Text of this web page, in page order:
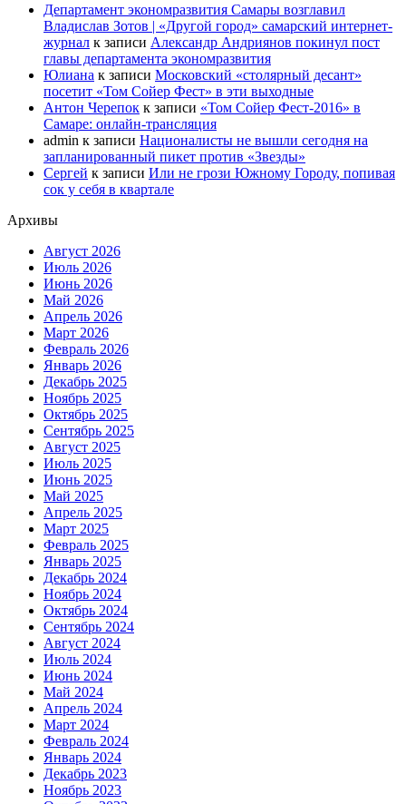
Департамент экономразвития Самары возглавил
Владислав Зотов | «Другой город» самарский интернет-
журнал к записи Александр Андриянов покинул пост
главы департамента экономразвития
Юлиана к записи Московский «столярный десант»
посетит «Том Сойер Фест» в эти выходные
Антон Черепок к записи «Том Сойер Фест-2016» в
Самаре: онлайн-трансляция
admin к записи Националисты не вышли сегодня на
запланированный пикет против «Звезды»
Сергей к записи Или не грози Южному Городу, попивая
сок у себя в квартале
Архивы
Август 2026
Июль 2026
Июнь 2026
Май 2026
Апрель 2026
Март 2026
Февраль 2026
Январь 2026
Декабрь 2025
Ноябрь 2025
Октябрь 2025
Сентябрь 2025
Август 2025
Июль 2025
Июнь 2025
Май 2025
Апрель 2025
Март 2025
Февраль 2025
Январь 2025
Декабрь 2024
Ноябрь 2024
Октябрь 2024
Сентябрь 2024
Август 2024
Июль 2024
Июнь 2024
Май 2024
Апрель 2024
Март 2024
Февраль 2024
Январь 2024
Декабрь 2023
Ноябрь 2023